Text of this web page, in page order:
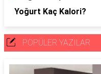
Yoğurt Kaç Kalori?
POPÜLER YAZILAR